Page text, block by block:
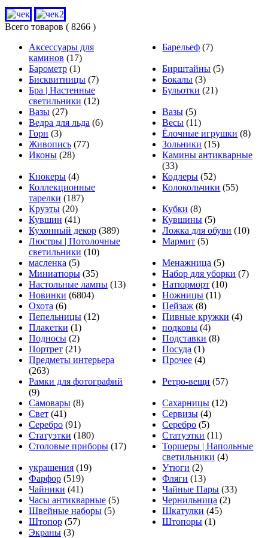
Всего товаров ( 8266 )
Аксессуары для
каминов (17)
Барельеф (7)
Барометр (1) Бирштайны (5)
Бисквитницы (7) Бокалы (3)
Бра | Настенные
светильники (12)
Бульотки (21)
Вазы (27) Вазы (5)
Ведра для льда (6) Весы (11)
Горн (3) Ёлочные игрушки (8)
Живопись (77) Зольники (15)
Иконы (28)
Камины антикварные
(33)
Кнокеры (4) Кодлеры (52)
Коллекционные
тарелки (187)
Колокольчики (55)
Круэты (20) Кубки (8)
Кувшин (41) Кувшины (5)
Кухонный декор (389) Ложка для обуви (10)
Люстры | Потолочные
светильники (10)
Мармит (5)
масленка (5) Менажница (5)
Миниатюры (35) Набор для уборки (7)
Настольные лампы (13) Натюрморт (10)
Новинки (6804) Ножницы (11)
Охота (6) Пейзаж (8)
Пепельницы (12) Пивные кружки (4)
Плакетки (1) подковы (4)
Подносы (2) Подставки (8)
Портрет (21) Посуда (1)
Предметы интерьера
(263)
Прочее (4)
Рамки для фотографий
(9)
Ретро-вещи (57)
Самовары (8) Сахарницы (12)
Свет (41) Сервизы (4)
Серебро (91) Серебро (5)
Статуэтки (180) Статуэтки (11)
Столовые приборы (17)
Торшеры | Напольные
светильники (4)
украшения (19) Утюги (2)
Фарфор (519) Фляги (13)
Чайники (41) Чайные Пары (33)
Часы антикварные (5) Чернильница (2)
Швейные наборы (5) Шкатулки (45)
Штопор (57) Штопоры (1)
Экраны (3)